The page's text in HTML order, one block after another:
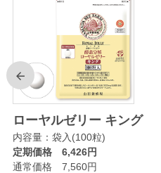
前
ローヤルゼリー キング
内容量：袋入(100粒)
定期価格 6,426円
通常価格 7,560円